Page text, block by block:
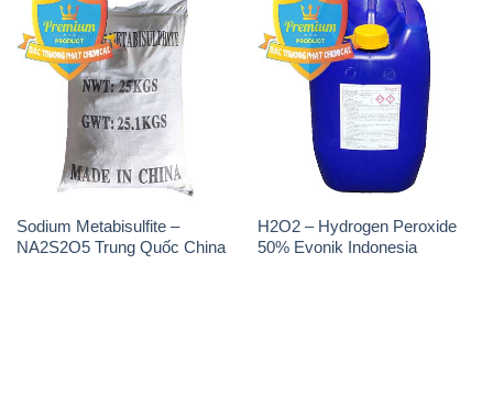
Sodium Metabisulfite –
NA2S2O5 Trung Quốc China
H2O2 – Hydrogen Peroxide
50% Evonik Indonesia